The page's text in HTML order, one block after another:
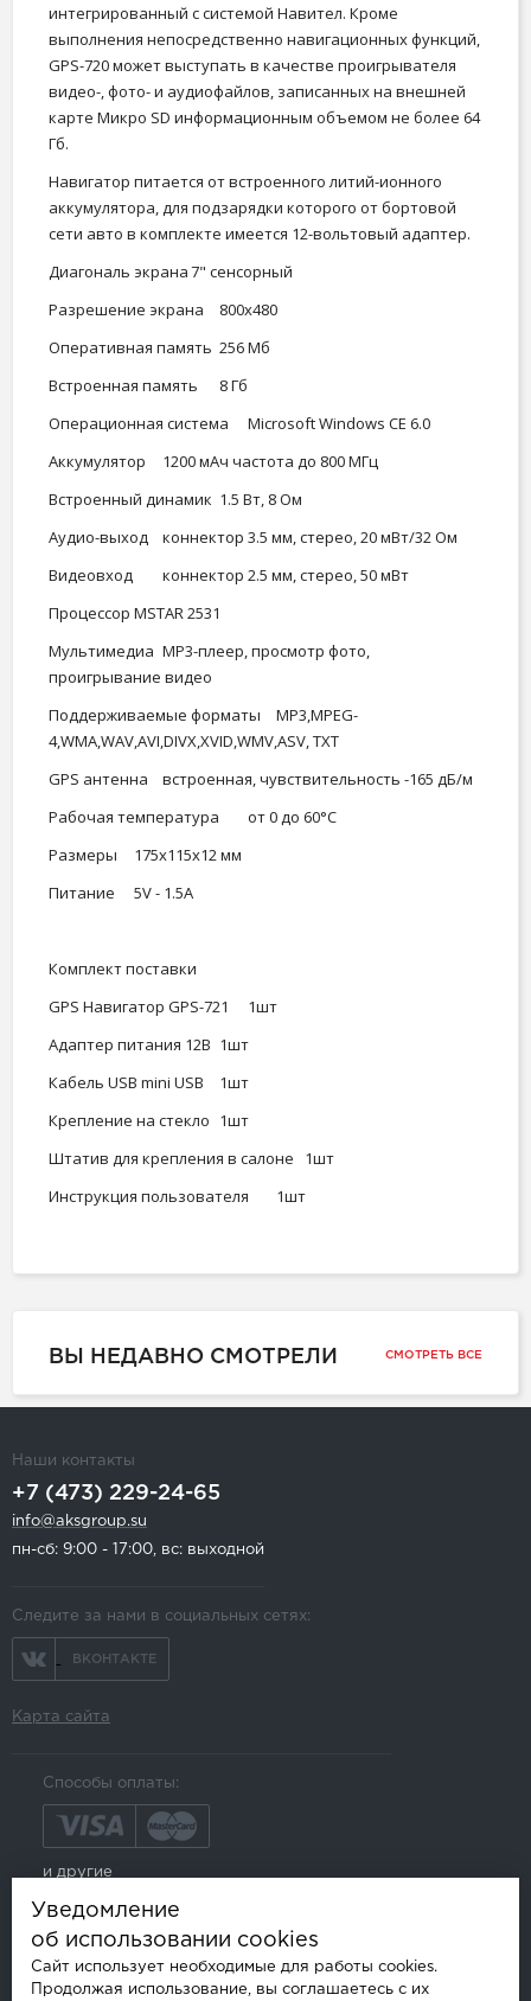
интегрированный с системой Навител. Кроме
выполнения непосредственно навигационных функций,
GPS-720 может выступать в качестве проигрывателя
видео-, фото- и аудиофайлов, записанных на внешней
карте Микро SD информационным объемом не более 64
Гб.
Навигатор питается от встроенного литий-ионного
аккумулятора, для подзарядки которого от бортовой
сети авто в комплекте имеется 12-вольтовый адаптер.
Диагональ экрана7" сенсорный
Разрешение экрана
800х480
Оперативная память 256 Мб
Встроенная память
8 Гб
Операционная система
Microsoft Windows CE 6.0
Аккумулятор
1200 мАч частота до 800 МГц
Встроенный динамик 1.5 Вт, 8 Ом
Aудио-выход
коннектор 3.5 мм, стерео, 20 мВт/32 Ом
Видеовход
коннектор 2.5 мм, стерео, 50 мВт
Процессор MSTAR 2531
Мультимедиа MP3-плеер, просмотр фото,
проигрывание видео
Поддерживаемые форматы
MP3,MPEG-
4,WMA,WAV,AVI,DIVX,XVID,WMV,ASV, TXT
GPS антенна
встроенная, чувствительность -165 дБ/м
Рабочая температура
от 0 до 60°C
Размеры
175х115х12 мм
Питание
5V - 1.5A
Комплект поставки
GPS Навигатор GPS-721
1шт
Адаптер питания 12В 1шт
Кабель USB mini USB
1шт
Крепление на стекло 1шт
Штатив для крепления в салоне
1шт
Инструкция пользователя
1шт
ВЫ НЕДАВНО СМОТРЕЛИ СМОТРЕТЬ ВСЕ
Наши контакты
+7 (473) 229-24-65
info@aksgroup.su
пн-сб: 9:00 - 17:00, вс: выходной
Следите за нами в социальных сетях:
ВКОНТАКТЕ
Карта сайта
Способы оплаты:
и другие
Уведомление
об использовании cookies
Сайт использует необходимые для работы cookies.
Продолжая использование, вы соглашаетесь с их